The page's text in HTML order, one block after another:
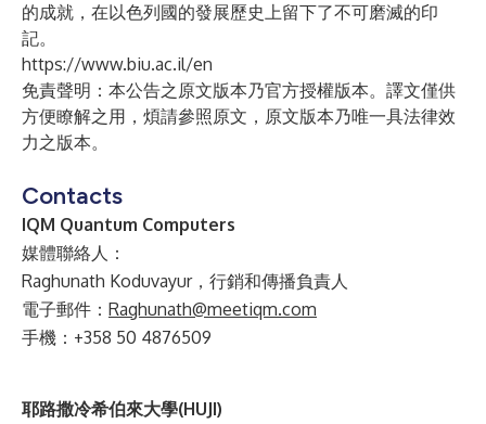
的成就，在以色列國的發展歷史上留下了不可磨滅的印
記。
https://www.biu.ac.il/en
免責聲明：本公告之原文版本乃官方授權版本。譯文僅供
方便瞭解之用，煩請參照原文，原文版本乃唯一具法律效
力之版本。
Contacts
IQM Quantum Computers
媒體聯絡人：
Raghunath Koduvayur，行銷和傳播負責人
電子郵件： Raghunath@meetiqm.com
手機：+358 50 4876509
耶路撒冷希伯來大學(HUJI)